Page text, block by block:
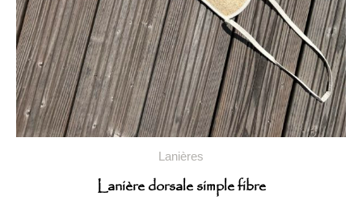
Lanières
Lanière dorsale simple fibre